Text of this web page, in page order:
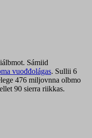
Sámiid
vuođđolágas. Sullii 6
476 miljovnna olbmo
90 sierra riikkas.